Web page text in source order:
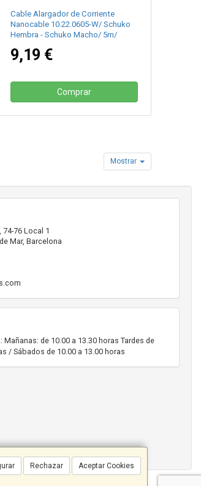
Cable Alargador de Corriente
Nanocable 10.22.0605-W/ Schuko
Hembra - Schuko Macho/ 5m/
9,19 €
Comprar
Mostrar
Rechazar Aceptar Cookies
74-76 Local 1
Mar, Barcelona
Mañanas: de 10.00 a 13.30 horas Tardes de
/ Sábados de 10.00 a 13.00 horas